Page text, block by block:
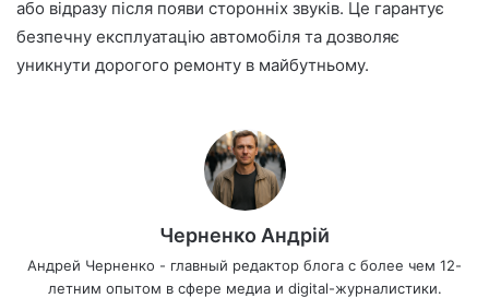
або відразу після появи сторонніх звуків. Це гарантує
безпечну експлуатацію автомобіля та дозволяє
уникнути дорогого ремонту в майбутньому.
Черненко Андрій
Андрей Черненко - главный редактор блога с более чем 12-
летним опытом в сфере медиа и digital-журналистики.